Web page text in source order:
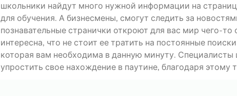
школьники найдут много нужной информации на
для обучения. А бизнесмены, смогут следить за
познавательные странички откроют для вас мир чего-
интересна, что не стоит ее тратить на постоянные
которая вам необходима в данную минуту.
упростить свое нахождение в паутине, благодаря этому